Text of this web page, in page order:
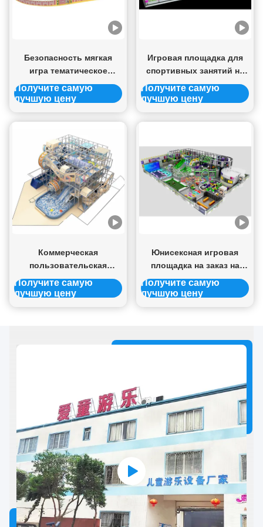
Безопасность мягкая
игра тематическое
оборудование игровой
площадка в помещении
игровой площадка в
помещении
коммерческая
Получите самую
лучшую цену
Игровая площадка для
спортивных занятий на
высоте, в помещении,
унисексная, игровая
приключений в
Получите самую
лучшую цену
Коммерческая
пользовательская
крытая площадка яркие
цвета детский
Получите самую
лучшую цену
Юнисексная игровая
площадка на заказ на
высоте
Получите самую
лучшую цену